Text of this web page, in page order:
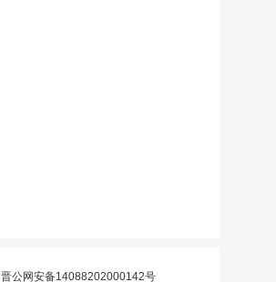
晋公网安备14088202000142号